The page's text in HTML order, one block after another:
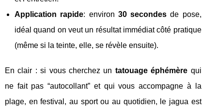
Application rapide: environ 30 secondes de pose,
idéal quand on veut un résultat immédiat côté pratique
(même si la teinte, elle, se révèle ensuite).
En clair : si vous cherchez un tatouage éphémère qui
ne fait pas “autocollant” et qui vous accompagne à la
plage, en festival, au sport ou au quotidien, le jagua est